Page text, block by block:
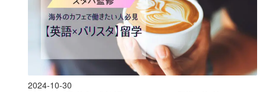
2024-10-30